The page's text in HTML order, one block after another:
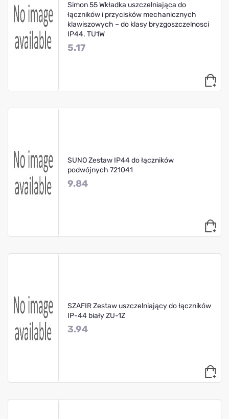
Simon 55 Wkładka uszczelniająca do
łączników i przycisków mechanicznych
klawiszowych – do klasy bryzgoszczelnosci
IP44. TU1W
5.17
SUNO Zestaw IP44 do łączników
podwójnych 721041
9.84
SZAFIR Zestaw uszczelniający do łączników
IP-44 biały ZU-1Z
3.94